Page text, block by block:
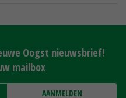
Oogst nieuwsbrief!
mailbox
AANMELDEN